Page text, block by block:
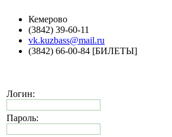
Кемерово
(3842) 39-60-11
vk.kuzbass@mail.ru
(3842) 66-00-84 [БИЛЕТЫ]
Логин:
Пароль: